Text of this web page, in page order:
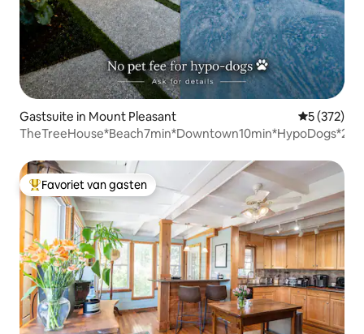
Gastsuite in Mount Pleasant
5 (372)
Topfavoriet van gasten
Favoriet van gasten